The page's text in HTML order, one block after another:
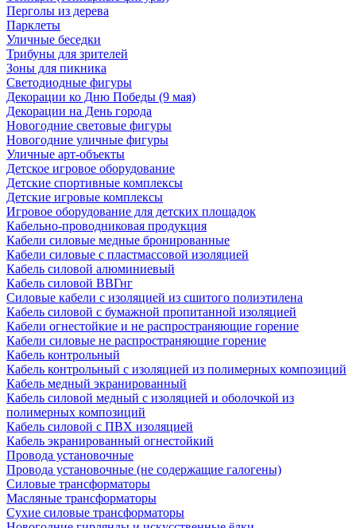
Перголы из дерева
Парклеты
Уличные беседки
Трибуны для зрителей
Зоны для пикника
Светодиодные фигуры
Декорации ко Дню Победы (9 мая)
Декорации на День города
Новогодние световые фигуры
Новогодние уличные фигуры
Уличные арт-объекты
Детское игровое оборудование
Детские спортивные комплексы
Детские игровые комплексы
Игровое оборудование для детских площадок
Кабельно-проводниковая продукция
Кабели силовые медные бронированные
Кабели силовые с пластмассовой изоляцией
Кабель силовой алюминиевый
Кабель силовой ВВГнг
Силовые кабели с изоляцией из сшитого полиэтилена
Кабель силовой с бумажной пропитанной изоляцией
Кабели огнестойкие и не распространяющие горение
Кабели силовые не распространяющие горение
Кабель контрольный
Кабель контрольный с изоляцией из полимерных композиций
Кабель медный экранированный
Кабель силовой медный с изоляцией и оболочкой из
полимерных композиций
Кабель силовой с ПВХ изоляцией
Кабель экранированный огнестойкий
Провода установочные
Провода установочные (не содержащие галогены)
Силовые трансформаторы
Масляные трансформаторы
Сухие силовые трансформаторы